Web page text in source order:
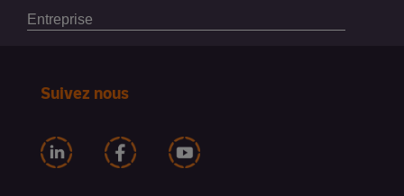
Suivez nous